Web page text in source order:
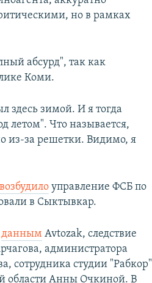
но в рамках
абсурд", так как
Коми.
здесь зимой. И я тогда
летом". Что называется,
из-за решетки. Видимо, я
возбудило управление ФСБ по
в Сыктывкар.
данным Avtozak, следствие
администратора
сотрудника студии "Рабкор"
области Анны Очкиной. В